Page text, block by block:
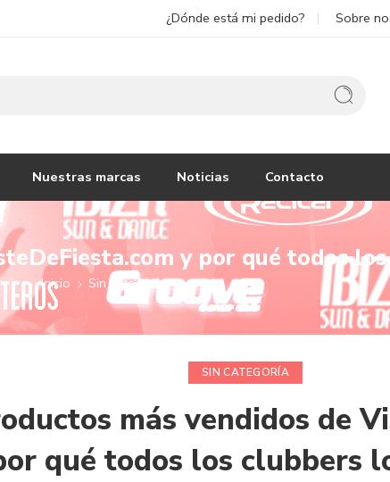
¿Dónde está mi pedido? Sobre
Nuestras marcas Noticias Contacto
y por qué todos
Inicio Sin categoría
SIN CATEGORÍA
más vendidos de
qué todos los clubbers